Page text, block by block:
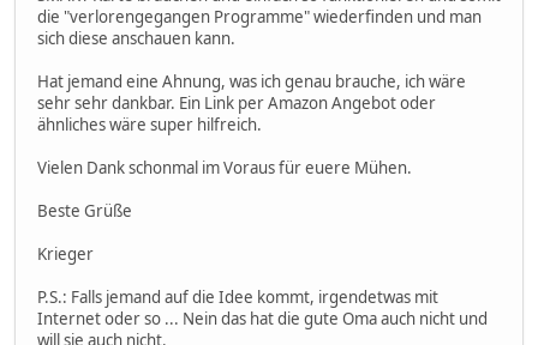
die "verlorengegangen Programme" wiederfinden und man
sich diese anschauen kann.
Hat jemand eine Ahnung, was ich genau brauche, ich wäre
sehr sehr dankbar. Ein Link per Amazon Angebot oder
ähnliches wäre super hilfreich.
Vielen Dank schonmal im Voraus für euere Mühen.
Beste Grüße
Krieger
P.S.: Falls jemand auf die Idee kommt, irgendetwas mit
Internet oder so ... Nein das hat die gute Oma auch nicht und
will sie auch nicht.